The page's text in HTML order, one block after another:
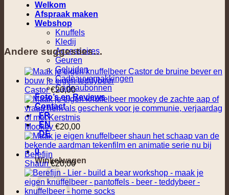
Welkom
Afspraak maken
Webshop
Knuffels
Kledij
Accessoires
Geuren
Geluiden
Cadeauverpakkingen
Cadeaubonnen
Foto’s en Reviews
Contact
FR
EN
DE
0
Winkelwagen
Andere suggesties…
Castor €20,00
Mookey €20,00
Shaun €20,00